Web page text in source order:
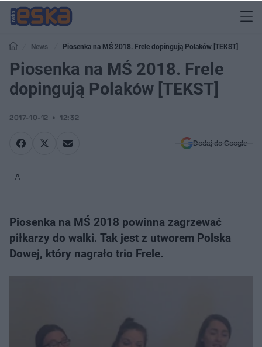
News Piosenka na MŚ 2018. Frele dopingują Polaków [TEKST]
Piosenka na MŚ 2018. Frele
dopingują Polaków [TEKST]
2017-10-12 12:32
Dodaj do Google
Piosenka na MŚ 2018 powinna zagrzewać
piłkarzy do walki. Tak jest z utworem Polska
Dowej, który nagrało trio Frele.